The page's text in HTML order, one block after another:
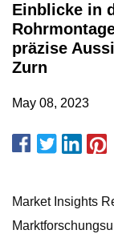
Einblicke in
präzise
Zurn
May 08, 2023
Market Insights